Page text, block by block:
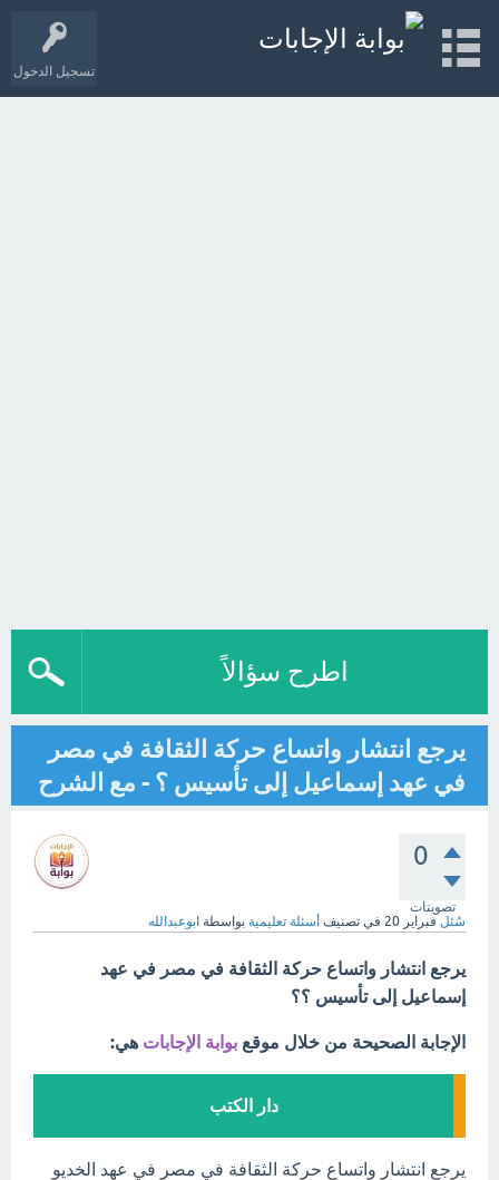
تسجيل الدخول
اطرح سؤالاً
يرجع انتشار واتساع حركة الثقافة في مصر
في عهد إسماعيل إلى تأسيس ؟ - مع الشرح
0
تصويتات
سُئل فبراير 20 في تصنيف أسئلة تعليمية بواسطة ابوعبدالله
يرجع انتشار واتساع حركة الثقافة في مصر في عهد
إسماعيل إلى تأسيس ؟؟
الإجابة الصحيحة من خلال موقع بوابة الإجابات هي:
دار الكتب
يرجع انتشار واتساع حركة الثقافة في مصر في عهد الخديو